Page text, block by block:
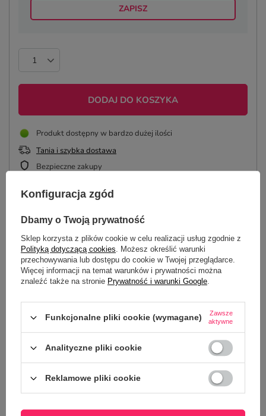
ZAPISZ
DODAJ DO KOSZYKA
Produkt dostępny w bardzo dużej ilości
Tania i szybka dostawa
Bezpieczne zakupy
OPIS
SZCZEGÓŁOWE DANE
GŁÓWNE PARAMETRY
Potrzebujesz pomocy? Masz pytania?
niezwłocznie, najciekawsze pytania i
ZADAJ PYTANIE
Konfiguracja zgód
Dbamy o Twoją prywatność
Sklep korzysta z plików cookie w celu realizacji usług zgodnie z
Polityką dotyczącą cookies. Możesz określić warunki
przechowywania lub dostępu do cookie w Twojej przeglądarce.
Więcej informacji na temat warunków i prywatności można
znaleźć także na stronie Prywatność i warunki Google.
Funkcjonalne pliki cookie (wymagane)
Zawsze
aktywne
Analityczne pliki cookie
Reklamowe pliki cookie